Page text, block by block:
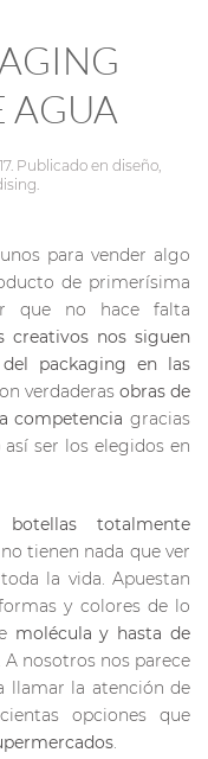
AGUA
. Publicado en diseño,
.
para vender algo
de primerísima
que no hace falta
creativos nos siguen
packaging en las
verdaderas obras de
competencia gracias
ser los elegidos en
botellas totalmente
tienen nada que ver
la vida. Apuestan
y colores de lo
molécula y hasta de
A nosotros nos parece
llamar la atención de
opciones que
.